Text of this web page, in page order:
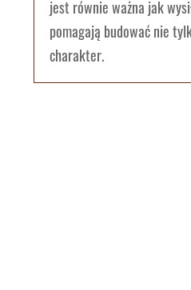
jest równie ważna jak
pomagają budować nie
charakter.